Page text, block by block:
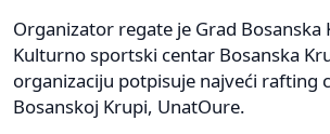
Organizator regate je Grad Bosanska
Kulturno sportski centar Bosanska
organizaciju potpisuje najveći rafting
Bosanskoj Krupi, UnatOure.